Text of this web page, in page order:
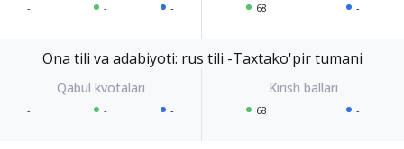
- - - 68 -
Ona tili va adabiyoti: rus tili -Taxtako'pir tumani
- - - 68 -